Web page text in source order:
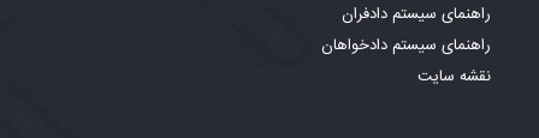
راهنمای سیستم دادفران
راهنمای سیستم دادخواهان
نقشه سایت